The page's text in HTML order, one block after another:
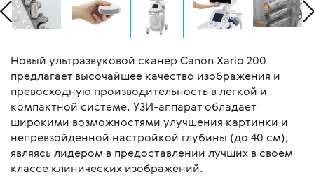
Новый ультразвуковой сканер Canon Xario 200
предлагает высочайшее качество изображения и
превосходную производительность в легкой и
компактной системе. УЗИ-аппарат обладает
широкими возможностями улучшения картинки и
непревзойденной настройкой глубины (до 40 см),
являясь лидером в предоставлении лучших в своем
классе клинических изображений.